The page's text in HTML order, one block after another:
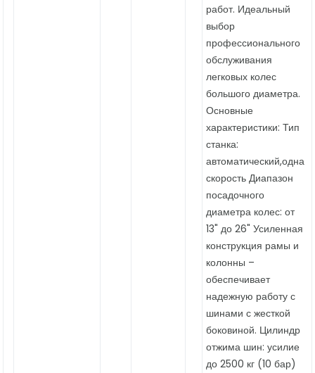
работ. Идеальный
выбор
профессионального
обслуживания
легковых колес
большого диаметра.
Основные
характеристики: Тип
станка:
автоматический,одна
скорость Диапазон
посадочного
диаметра колес: от
13" до 26" Усиленная
конструкция рамы и
колонны –
обеспечивает
надежную работу с
шинами с жесткой
боковиной. Цилиндр
отжима шин: усилие
до 2500 кг (10 бар)